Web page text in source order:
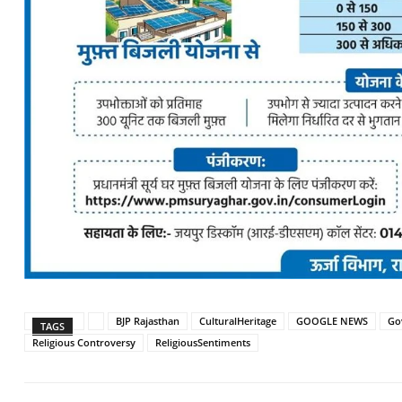
TAGS BJP Rajasthan CulturalHeritage GOOGLE NEWS
Religious Controversy
ReligiousSentiments